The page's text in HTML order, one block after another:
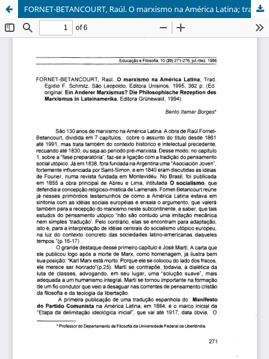
FORNET-BETANCOURT, Raúl. O marxismo na América Latina; trad. Egídio F. Schmitz. São Leopoldo, Editora Unisinos, 1995, 362 p